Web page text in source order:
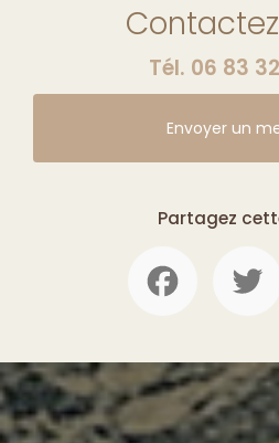
Tél. 06 83
Envoyer un
Partagez